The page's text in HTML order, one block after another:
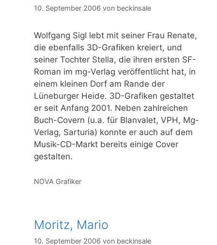
10. September 2006 von beckinsale
Wolfgang Sigl lebt mit seiner Frau Renate,
die ebenfalls 3D-Grafiken kreiert, und
seiner Tochter Stella, die ihren ersten SF-
Roman im mg-Verlag veröffentlicht hat, in
einem kleinen Dorf am Rande der
Lüneburger Heide. 3D-Grafiken gestaltet
er seit Anfang 2001. Neben zahlreichen
Buch-Covern (u.a. für Blanvalet, VPH, Mg-
Verlag, Sarturia) konnte er auch auf dem
Musik-CD-Markt bereits einige Cover
gestalten.
Kategorien
NOVA Grafiker
Moritz, Mario
10. September 2006 von beckinsale